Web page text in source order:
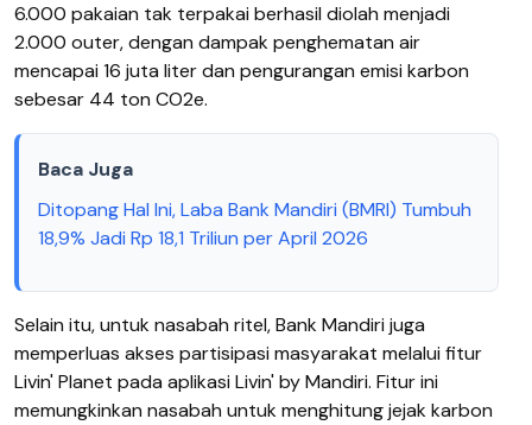
6.000 pakaian tak terpakai berhasil diolah menjadi
2.000 outer, dengan dampak penghematan air
mencapai 16 juta liter dan pengurangan emisi karbon
sebesar 44 ton CO2e.
Baca Juga
Ditopang Hal Ini, Laba Bank Mandiri (BMRI) Tumbuh
18,9% Jadi Rp 18,1 Triliun per April 2026
Selain itu, untuk nasabah ritel, Bank Mandiri juga
memperluas akses partisipasi masyarakat melalui fitur
Livin' Planet pada aplikasi Livin' by Mandiri. Fitur ini
memungkinkan nasabah untuk menghitung jejak karbon